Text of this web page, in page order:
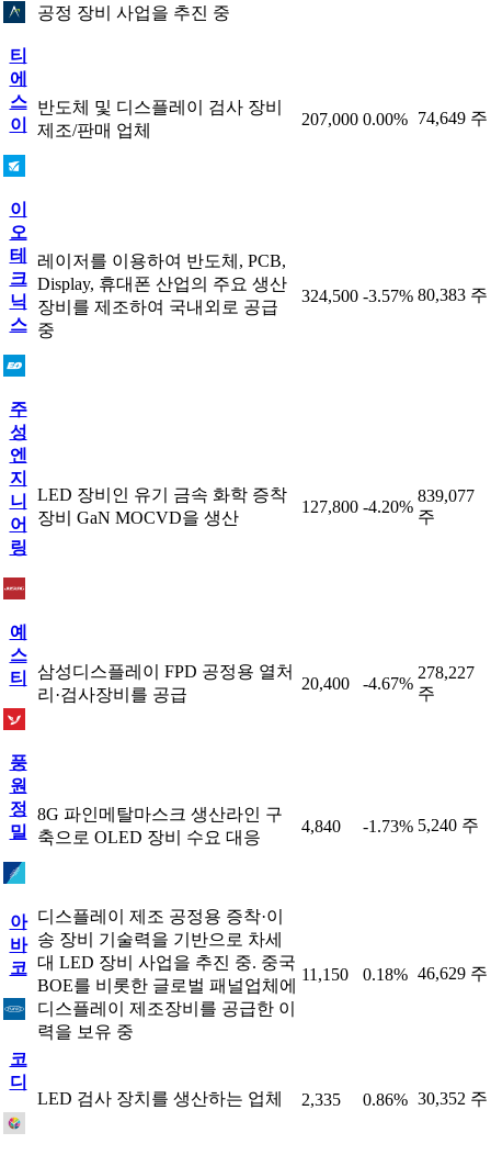
공정 장비 사업을 추진 중
티
에
스
이
반도체 및 디스플레이 검사 장비
제조/판매 업체
207,000 0.00% 74,649 주
이
오
테
크
닉
스
레이저를 이용하여 반도체, PCB,
Display, 휴대폰 산업의 주요 생산
장비를 제조하여 국내외로 공급
중
324,500 -3.57% 80,383 주
주
성
엔
지
니
어
링
LED 장비인 유기 금속 화학 증착
장비 GaN MOCVD을 생산
127,800 -4.20%
839,077
주
예
스
티
삼성디스플레이 FPD 공정용 열처
리·검사장비를 공급
20,400 -4.67%
278,227
주
풍
원
정
밀
8G 파인메탈마스크 생산라인 구
축으로 OLED 장비 수요 대응
4,840 -1.73% 5,240 주
아
바
코
디스플레이 제조 공정용 증착·이
송 장비 기술력을 기반으로 차세
대 LED 장비 사업을 추진 중. 중국
BOE를 비롯한 글로벌 패널업체에
디스플레이 제조장비를 공급한 이
력을 보유 중
11,150 0.18% 46,629 주
코
디
LED 검사 장치를 생산하는 업체
2,335 0.86% 30,352 주